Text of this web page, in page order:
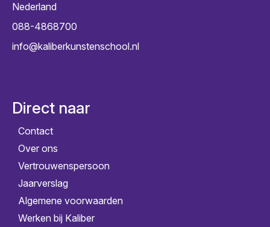
Nederland
088-4868700
info@kaliberkunstenschool.nl
Direct naar
Contact
Over ons
Vertrouwenspersoon
Jaarverslag
Algemene voorwaarden
Werken bij Kaliber